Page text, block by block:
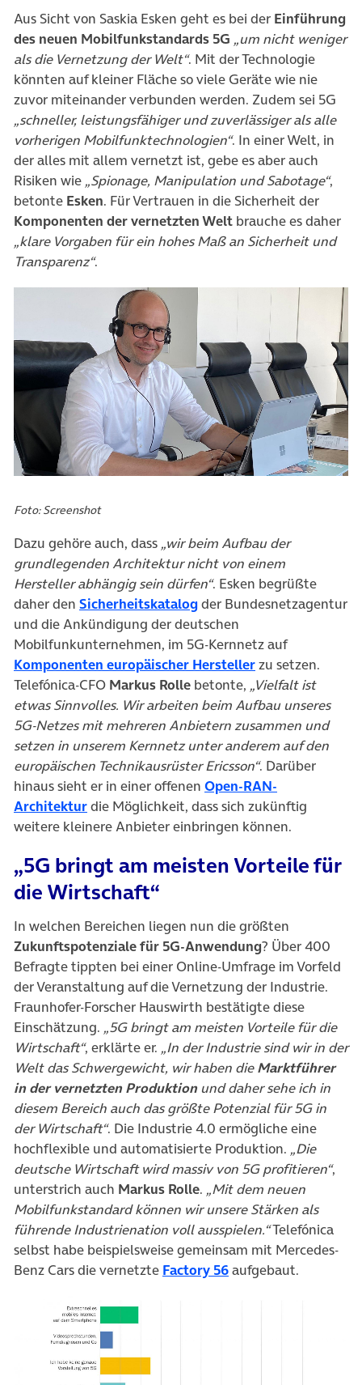
Aus Sicht von Saskia Esken geht es bei der Einführung
des neuen Mobilfunkstandards 5G „um nicht weniger
als die Vernetzung der Welt“. Mit der Technologie
könnten auf kleiner Fläche so viele Geräte wie nie
zuvor miteinander verbunden werden. Zudem sei 5G
„schneller, leistungsfähiger und zuverlässiger als alle
vorherigen Mobilfunktechnologien“. In einer Welt, in
der alles mit allem vernetzt ist, gebe es aber auch
Risiken wie „Spionage, Manipulation und Sabotage“,
betonte Esken. Für Vertrauen in die Sicherheit der
Komponenten der vernetzten Welt brauche es daher
„klare Vorgaben für ein hohes Maß an Sicherheit und
Transparenz“.
Foto: Screenshot
Dazu gehöre auch, dass „wir beim Aufbau der
grundlegenden Architektur nicht von einem
Hersteller abhängig sein dürfen“. Esken begrüßte
daher den Sicherheitskatalog(öffnet in neuem Tab)
der Bundesnetzagentur
und die Ankündigung der deutschen
Mobilfunkunternehmen, im 5G-Kernnetz auf
Komponenten europäischer Hersteller(öffnet in neuem
zu setzen.
Telefónica-CFO Markus Rolle betonte, „Vielfalt ist
etwas Sinnvolles. Wir arbeiten beim Aufbau unseres
5G-Netzes mit mehreren Anbietern zusammen und
setzen in unserem Kernnetz unter anderem auf den
europäischen Technikausrüster Ericsson“. Darüber
hinaus sieht er in einer offenen Open-RAN-
Architektur(öffnet in neuem Tab)
die Möglichkeit, dass sich zukünftig
weitere kleinere Anbieter einbringen können.
„5G bringt am meisten Vorteile für
die Wirtschaft“
In welchen Bereichen liegen nun die größten
Zukunftspotenziale für 5G-Anwendung? Über 400
Befragte tippten bei einer Online-Umfrage im Vorfeld
der Veranstaltung auf die Vernetzung der Industrie.
Fraunhofer-Forscher Hauswirth bestätigte diese
Einschätzung. „5G bringt am meisten Vorteile für die
Wirtschaft“, erklärte er. „In der Industrie sind wir in der
Welt das Schwergewicht, wir haben dieMarktführer
in der vernetzten Produktionund daher sehe ich in
diesem Bereich auch das größte Potenzial für 5G in
der Wirtschaft“. Die Industrie 4.0 ermögliche eine
hochflexible und automatisierte Produktion. „Die
deutsche Wirtschaft wird massiv von 5G profitieren“,
unterstrich auch Markus Rolle. „Mit dem neuen
Mobilfunkstandard können wir unsere Stärken als
führende Industrienation voll ausspielen.“Telefónica
selbst habe beispielsweise gemeinsam mit Mercedes-
Benz Cars die vernetzte Factory 56(öffnet in neuem Tab)
aufgebaut.